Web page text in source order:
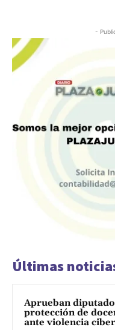
-
Últimas
Aprueban
protección de
ante violencia